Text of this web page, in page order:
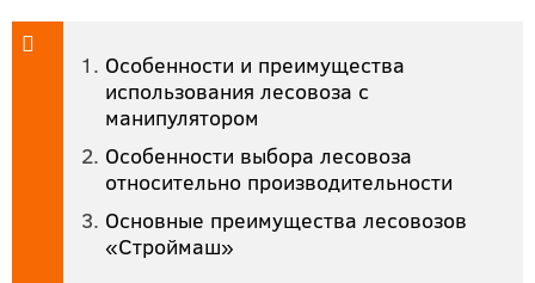
Особенности и преимущества
использования лесовоза с
манипулятором
Особенности выбора лесовоза
относительно производительности
Основные преимущества лесовозов
«Строймаш»